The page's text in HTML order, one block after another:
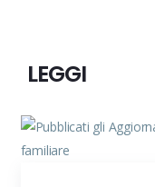
LEGGI